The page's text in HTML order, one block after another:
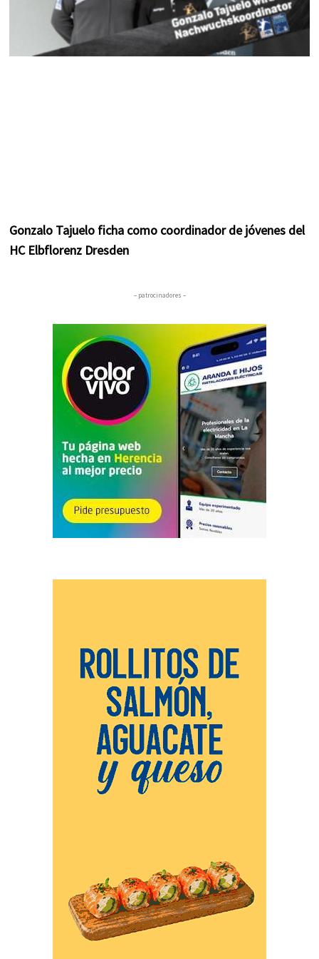
Gonzalo Tajuelo ficha como coordinador de jóvenes del
HC Elbflorenz Dresden
– patrocinadores –